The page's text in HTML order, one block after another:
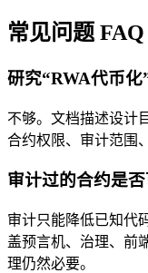
常见问题 FAQ
研究“RWA代币化
不够。文档描述设计
合约权限、审计范围
审计过的合约是否
审计只能降低已知代
盖预言机、治理、前
理仍然必要。